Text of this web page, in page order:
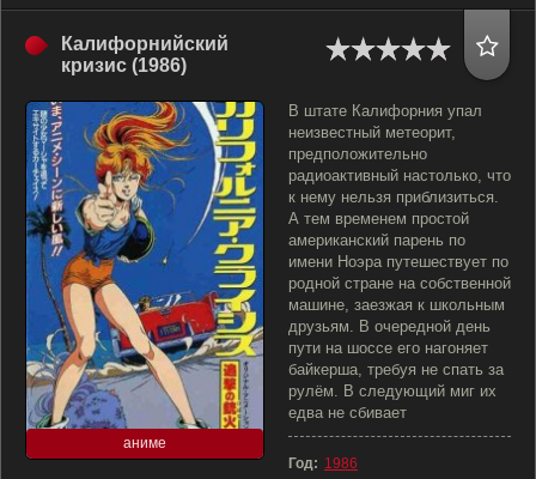
Калифорнийский
кризис (1986)
аниме
В штате Калифорния упал
неизвестный метеорит,
предположительно
радиоактивный настолько, что
к нему нельзя приблизиться.
А тем временем простой
американский парень по
имени Ноэра путешествует по
родной стране на собственной
машине, заезжая к школьным
друзьям. В очередной день
пути на шоссе его нагоняет
байкерша, требуя не спать за
рулём. В следующий миг их
едва не сбивает
Год: 1986